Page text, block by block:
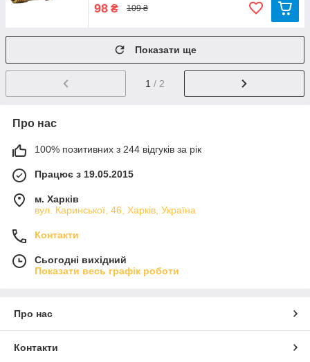
98 ₴ 109 ₴
Показати ще
1 / 2
Про нас
100% позитивних з 244 відгуків за рік
Працює з 19.05.2015
м. Харків
вул. Каринської, 46, Харків, Україна
Контакти
Сьогодні вихідний
Показати весь графік роботи
Про нас
Контакти